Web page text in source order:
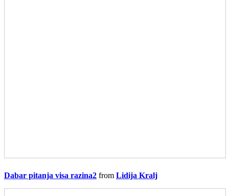
Dabar pitanja visa razina2 from Lidija Kralj